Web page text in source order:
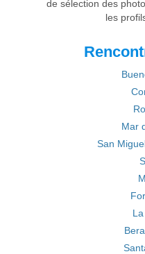
de sélection des
les
Mar
San